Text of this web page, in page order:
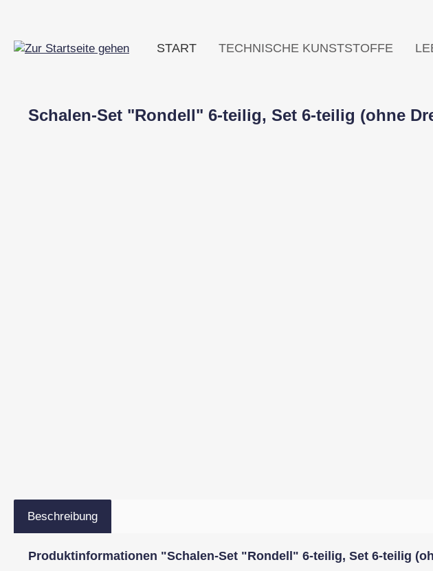
START TECHNISCHE KUNSTSTOFFE
Schalen-Set "Rondell" 6-teilig, Set 6-teilig (ohne
Beschreibung
Produktinformationen "Schalen-Set "Rondell" 6-teilig, Set 6-teilig